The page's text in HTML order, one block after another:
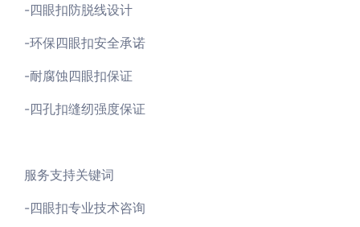
-四眼扣防脱线设计
-环保四眼扣安全承诺
-耐腐蚀四眼扣保证
-四孔扣缝纫强度保证
服务支持关键词
-四眼扣专业技术咨询